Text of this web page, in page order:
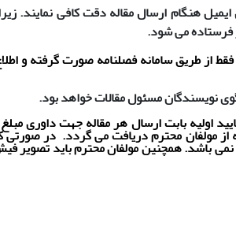
هنگام ارسال مقاله دقت کافی نمایند.
فرستاده می شود.
فقط از طریق سامانه فصلنامه صورت گرفته و
نویسندگان مسئول مقالات خواهد بود.
مقاله از مولفان محترم دریافت می گردد. در
باشد. همچنین مولفان محترم باید تصویر